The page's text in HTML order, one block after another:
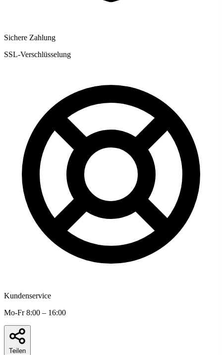
Sichere Zahlung
SSL-Verschlüsselung
Kundenservice
Mo-Fr 8:00 – 16:00
Teilen